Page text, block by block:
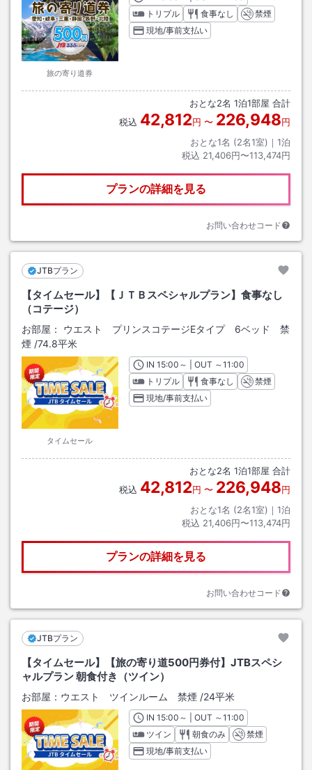
旅の寄り道券
トリプル
食事なし
禁煙
現地/事前支払い
おとな2名 1泊1部屋 合計
税込 42,812円 〜 226,948円
おとな1名 (2名1室)｜ 1泊
税込 21,406円〜113,474円
プランの詳細を見る
お問い合わせコード
JTBプラン
【タイムセール】【ＪＴＢスペシャルプラン】食事なし
（コテージ）
お部屋：
ウエスト プリンスコテージEタイプ 6ベッド 禁
煙 /74.8平米
タイムセール
INチェックイン
15:00 ～ | OUT チェックアウト
～11:00
トリプル
食事なし
禁煙
現地/事前支払い
おとな2名 1泊1部屋 合計
税込 42,812円 〜 226,948円
おとな1名 (2名1室)｜ 1泊
税込 21,406円〜113,474円
プランの詳細を見る
お問い合わせコード
JTBプラン
【タイムセール】【旅の寄り道500円券付】JTBスペシ
ャルプラン 朝食付き（ツイン）
お部屋： ウエスト ツインルーム 禁煙 /24平米
INチェックイン
15:00 ～ | OUT チェックアウト
～11:00
ツイン
朝食のみ
禁煙
現地/事前支払い